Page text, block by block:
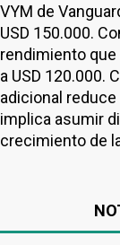
VYM de
USD 150.000.
rendimiento que
a USD 120.000.
adicional
implica asumir
crecimiento de